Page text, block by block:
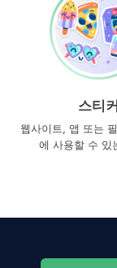
스티커
웹사이트, 앱 또는
에 사용할 수 있